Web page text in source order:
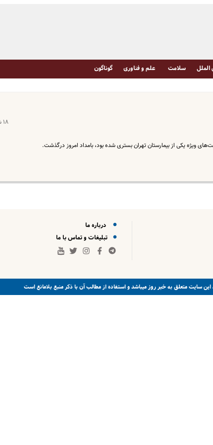
الملل سلامت علم و فناوری گوناگون
۱۸ شهریور ۱۴۰۲
ویژه یکی از بیمارستان تهران بستری شده بود، بامداد امروز درگذشت.
درباره ما
تبلیغات و تماس با ما
سایت متعلق بهخبر روزمیباشد و استفاده از مطالب آن با ذکر منبع بلامانع است